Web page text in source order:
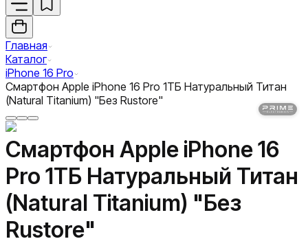
Главная
Каталог
iPhone 16 Pro
Смартфон Apple iPhone 16 Pro 1ТБ Натуральный Титан
(Natural Titanium) "Без Rustore"
Смартфон Apple iPhone 16
Pro 1ТБ Натуральный Титан
(Natural Titanium) "Без
Rustore"